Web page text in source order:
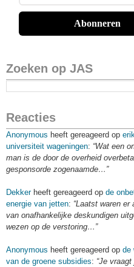
Abonneren
Zoeken op JAS
Reacties
Anonymous heeft gereageerd op
universiteit wageningen: “Wat een
man is de door de overheid
gesponsorde zogenaamde…”
Dekkerheeft gereageerd op de
energie van jetten: “Laatst waren er
van onafhankelijke deskundigen
wezen op de verstoring…”
Anonymous heeft gereageerd op de
van de groene subsidies: “Je